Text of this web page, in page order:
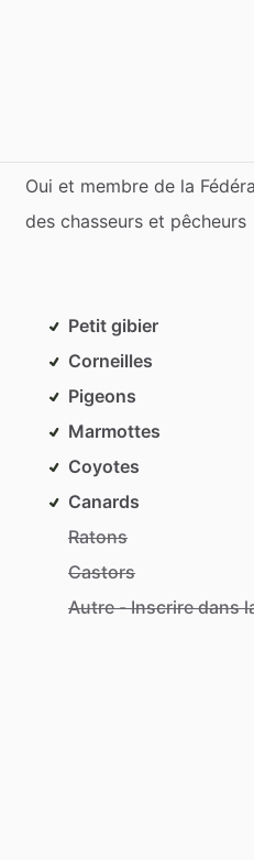
Oui et membre de la
des chasseurs et pêcheurs
Petit gibier
Corneilles
Pigeons
Marmottes
Coyotes
Canards
Ratons
Castors
Autre - Inscrire dans